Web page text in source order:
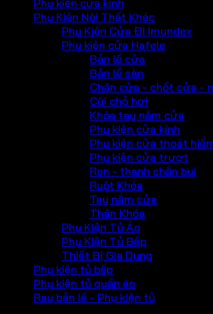
Phụ Kiện Nội Thất Khác
Phụ Kiện Cửa Đi Imundex
Phụ kiện cửa Hafele
Bản lề cửa
Bản lề sàn
Chặn cửa - chốt cửa -
Cùi chỏ hơi
Khóa tay nắm cửa
Phụ kiện cửa kính
Phụ kiện cửa thoát
Phụ kiện cửa trượt
Ron - thanh chắn bụi
Ruột Khóa
Tay nắm cửa
Thân Khóa
Phụ Kiện Tủ Áo
Phụ Kiện Tủ Bếp
Thiết Bị Gia Dụng
Phụ kiện tủ bếp
Phụ kiện tủ quần áo
Ray bản lề - Phụ kiện tủ